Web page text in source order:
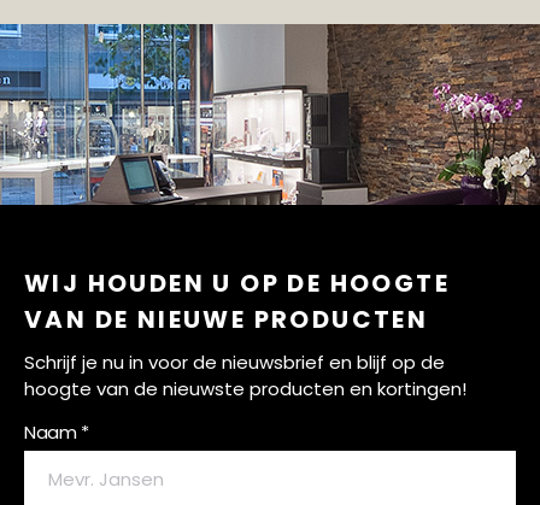
WIJ HOUDEN U OP DE HOOGTE
VAN DE NIEUWE PRODUCTEN
Schrijf je nu in voor de nieuwsbrief en blijf op de
hoogte van de nieuwste producten en kortingen!
Naam *